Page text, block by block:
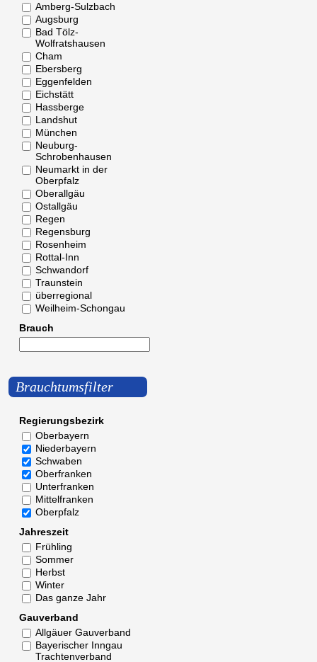
Amberg-Sulzbach
Augsburg
Bad Tölz-
Wolfratshausen
Cham
Ebersberg
Eggenfelden
Eichstätt
Hassberge
Landshut
München
Neuburg-
Schrobenhausen
Neumarkt in der
Oberpfalz
Oberallgäu
Ostallgäu
Regen
Regensburg
Rosenheim
Rottal-Inn
Schwandorf
Traunstein
überregional
Weilheim-Schongau
Brauch
Brauchtumsfilter
Regierungsbezirk
Oberbayern
Niederbayern
Schwaben
Oberfranken
Unterfranken
Mittelfranken
Oberpfalz
Jahreszeit
Frühling
Sommer
Herbst
Winter
Das ganze Jahr
Gauverband
Allgäuer Gauverband
Bayerischer Inngau
Trachtenverband